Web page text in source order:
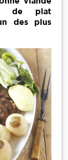
de plat
des plus